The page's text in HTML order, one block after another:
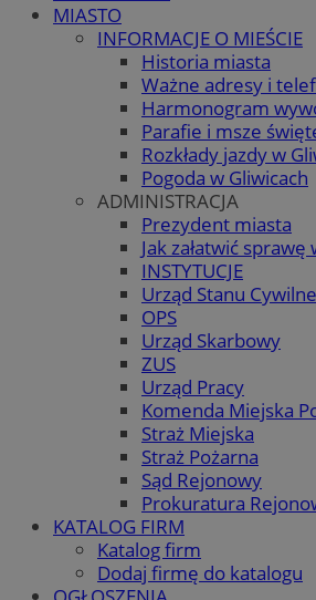
MIASTO
INFORMACJE O MIEŚCIE
Historia miasta
Ważne adresy i
Harmonogram
Parafie i msze
Rozkłady jazdy w
Pogoda w Gliwicach
ADMINISTRACJA
Prezydent miasta
Jak załatwić
INSTYTUCJE
Urząd Stanu
OPS
Urząd Skarbowy
ZUS
Urząd Pracy
Komenda Miejska
Straż Miejska
Straż Pożarna
Sąd Rejonowy
Prokuratura
KATALOG FIRM
Katalog firm
Dodaj firmę do katalogu